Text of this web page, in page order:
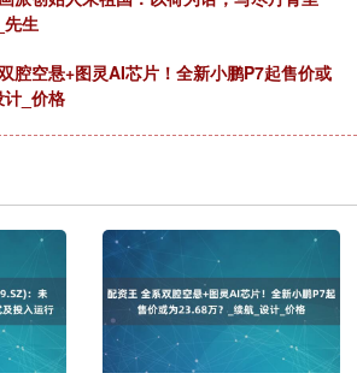
先生
腔空悬+图灵AI芯片！全新小鹏P7起售价或
_价格